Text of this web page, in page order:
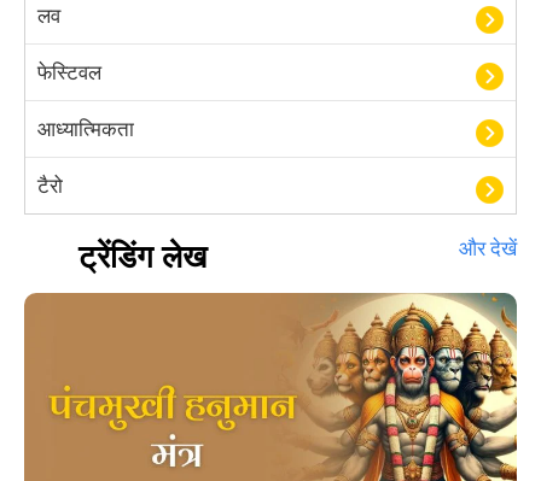
लव
फेस्टिवल
आध्यात्मिकता
टैरो
हस्तरेखा शास्त्र
बॉलीवुड
खेल
ट्रेंडिंग लेख और देखें